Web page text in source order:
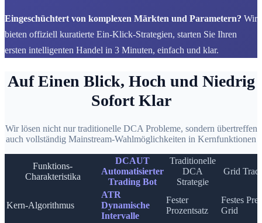
Eingeschüchtert von komplexen Märkten und Parametern? Wir
bieten offiziell kuratierte Ein-Klick-Strategien, starten Sie Ihren
ersten intelligenten Handel in 3 Minuten, einfach und klar.
Auf Einen Blick, Hoch und Niedrig
Sofort Klar
Wir lösen nicht nur traditionelle DCA Probleme, sondern übertreffen
auch vollständig Mainstream-Wahlmöglichkeiten in Kernfunktionen
Funktions-
Charakteristika
DCAUT
Automatisierter
Trading Bot
Traditionelle
DCA
Strategie
Grid
Kern-Algorithmus
ATR
Dynamische
Intervalle
Fester
Prozentsatz
Festes
Grid